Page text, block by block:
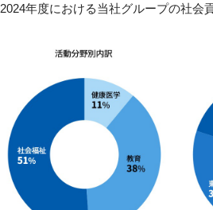
2024年度における当社グループの社会